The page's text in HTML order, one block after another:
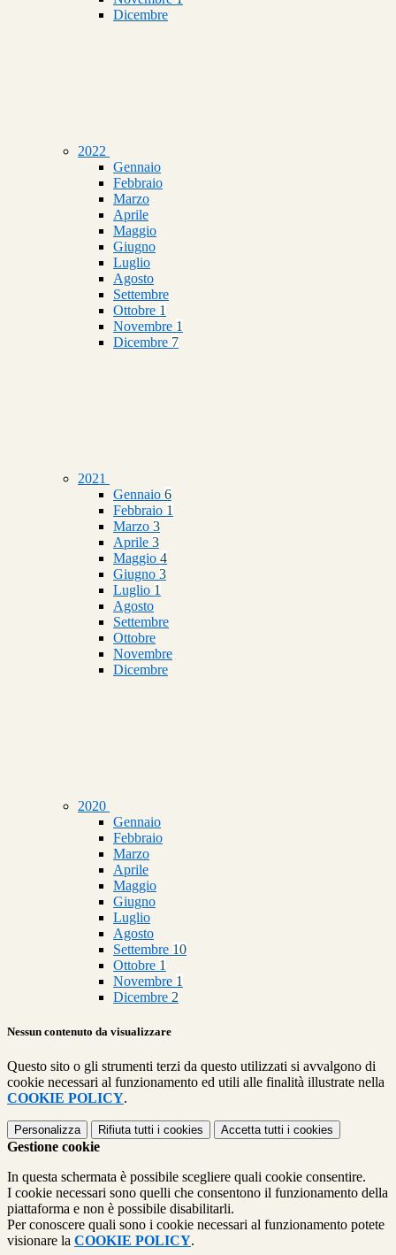
Dicembre
2022
Gennaio
Febbraio
Marzo
Aprile
Maggio
Giugno
Luglio
Agosto
Settembre
Ottobre 1
Novembre 1
Dicembre 7
2021
Gennaio 6
Febbraio 1
Marzo 3
Aprile 3
Maggio 4
Giugno 3
Luglio 1
Agosto
Settembre
Ottobre
Novembre
Dicembre
2020
Gennaio
Febbraio
Marzo
Aprile
Maggio
Giugno
Luglio
Agosto
Settembre 10
Ottobre 1
Novembre 1
Dicembre 2
Nessun contenuto da visualizzare
Questo sito o gli strumenti terzi da questo utilizzati si avvalgono di
cookie necessari al funzionamento ed utili alle finalità illustrate nella
COOKIE POLICY.
Personalizza Rifiuta tutti i cookies Accetta tutti i cookies
Gestione cookie
In questa schermata è possibile scegliere quali cookie consentire.
I cookie necessari sono quelli che consentono il funzionamento della
piattaforma e non è possibile disabilitarli.
Per conoscere quali sono i cookie necessari al funzionamento potete
visionare la COOKIE POLICY.